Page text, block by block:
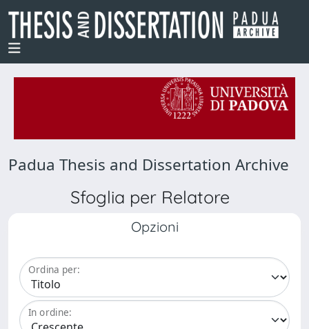
Padua Thesis and Dissertation Archive
Sfoglia per Relatore
Opzioni
Ordina per:
In ordine: